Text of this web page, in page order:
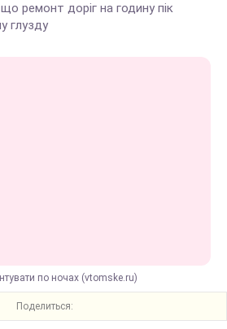
ремонт доріг на годину пік
глузду
по ночах (vtomske.ru)
Поделиться: